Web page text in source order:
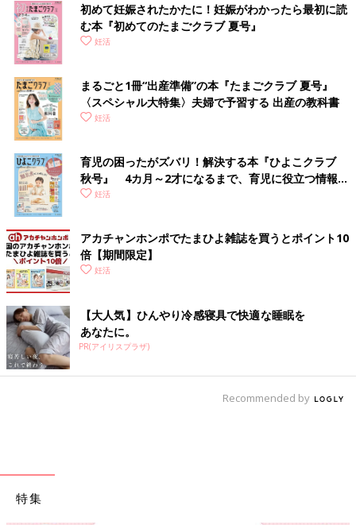
初めて妊娠されたかたに！妊娠がわかったら最初に読
む本『初めてのたまごクラブ 夏号』
妊活
まるごと1冊“出産準備”の本『たまごクラブ 夏号』
〈スペシャル大特集〉夫婦で予習する 出産の教科書
妊活
育児の困ったがズバリ！解決する本『ひよこクラブ
秋号』 4カ月～2才になるまで、育児に役立つ情報が
いっぱい！
妊活
アカチャンホンポでたまひよ雑誌を買うとポイント10
倍【期間限定】
妊活
【大人気】ひんやり冷感寝具で快適な睡眠を
あなたに。
PR(アイリスプラザ)
Recommended by
特集